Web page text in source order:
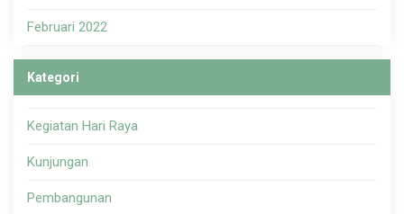
Februari 2022
Kategori
Kegiatan Hari Raya
Kunjungan
Pembangunan